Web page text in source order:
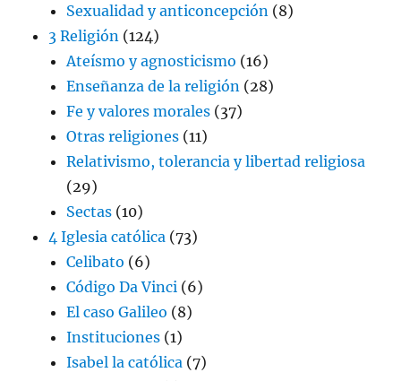
Sexualidad y anticoncepción (8)
3 Religión (124)
Ateísmo y agnosticismo (16)
Enseñanza de la religión (28)
Fe y valores morales (37)
Otras religiones (11)
Relativismo, tolerancia y libertad religiosa
(29)
Sectas (10)
4 Iglesia católica (73)
Celibato (6)
Código Da Vinci (6)
El caso Galileo (8)
Instituciones (1)
Isabel la católica (7)